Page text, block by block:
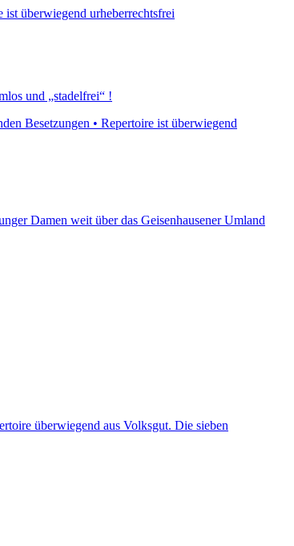
ist überwiegend urheberrechtsfrei
und „stadelfrei“ !
Besetzungen • Repertoire ist überwiegend
Damen weit über das Geisenhausener Umland
überwiegend aus Volksgut. Die sieben